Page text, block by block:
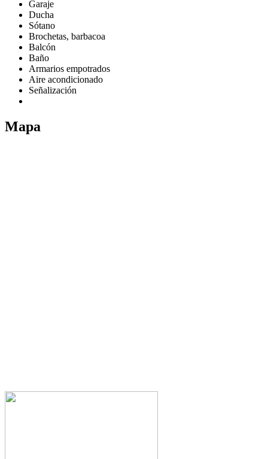
Garaje
Ducha
Sótano
Brochetas, barbacoa
Balcón
Baño
Armarios empotrados
Aire acondicionado
Señalización
Mapa